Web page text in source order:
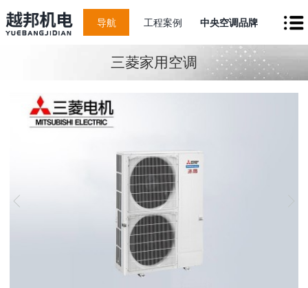
导航 工程案例 中央空调品牌
三菱家用空调